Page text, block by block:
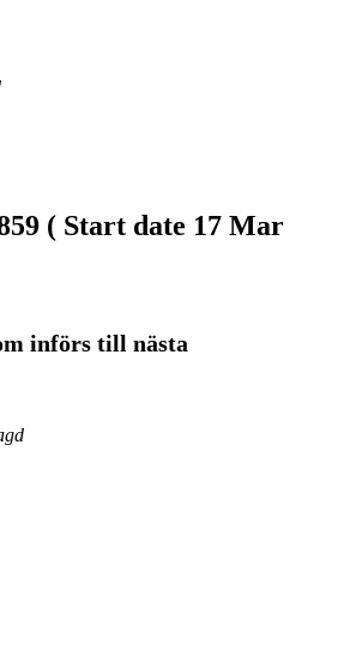
( Start date 17 Mar
införs till nästa